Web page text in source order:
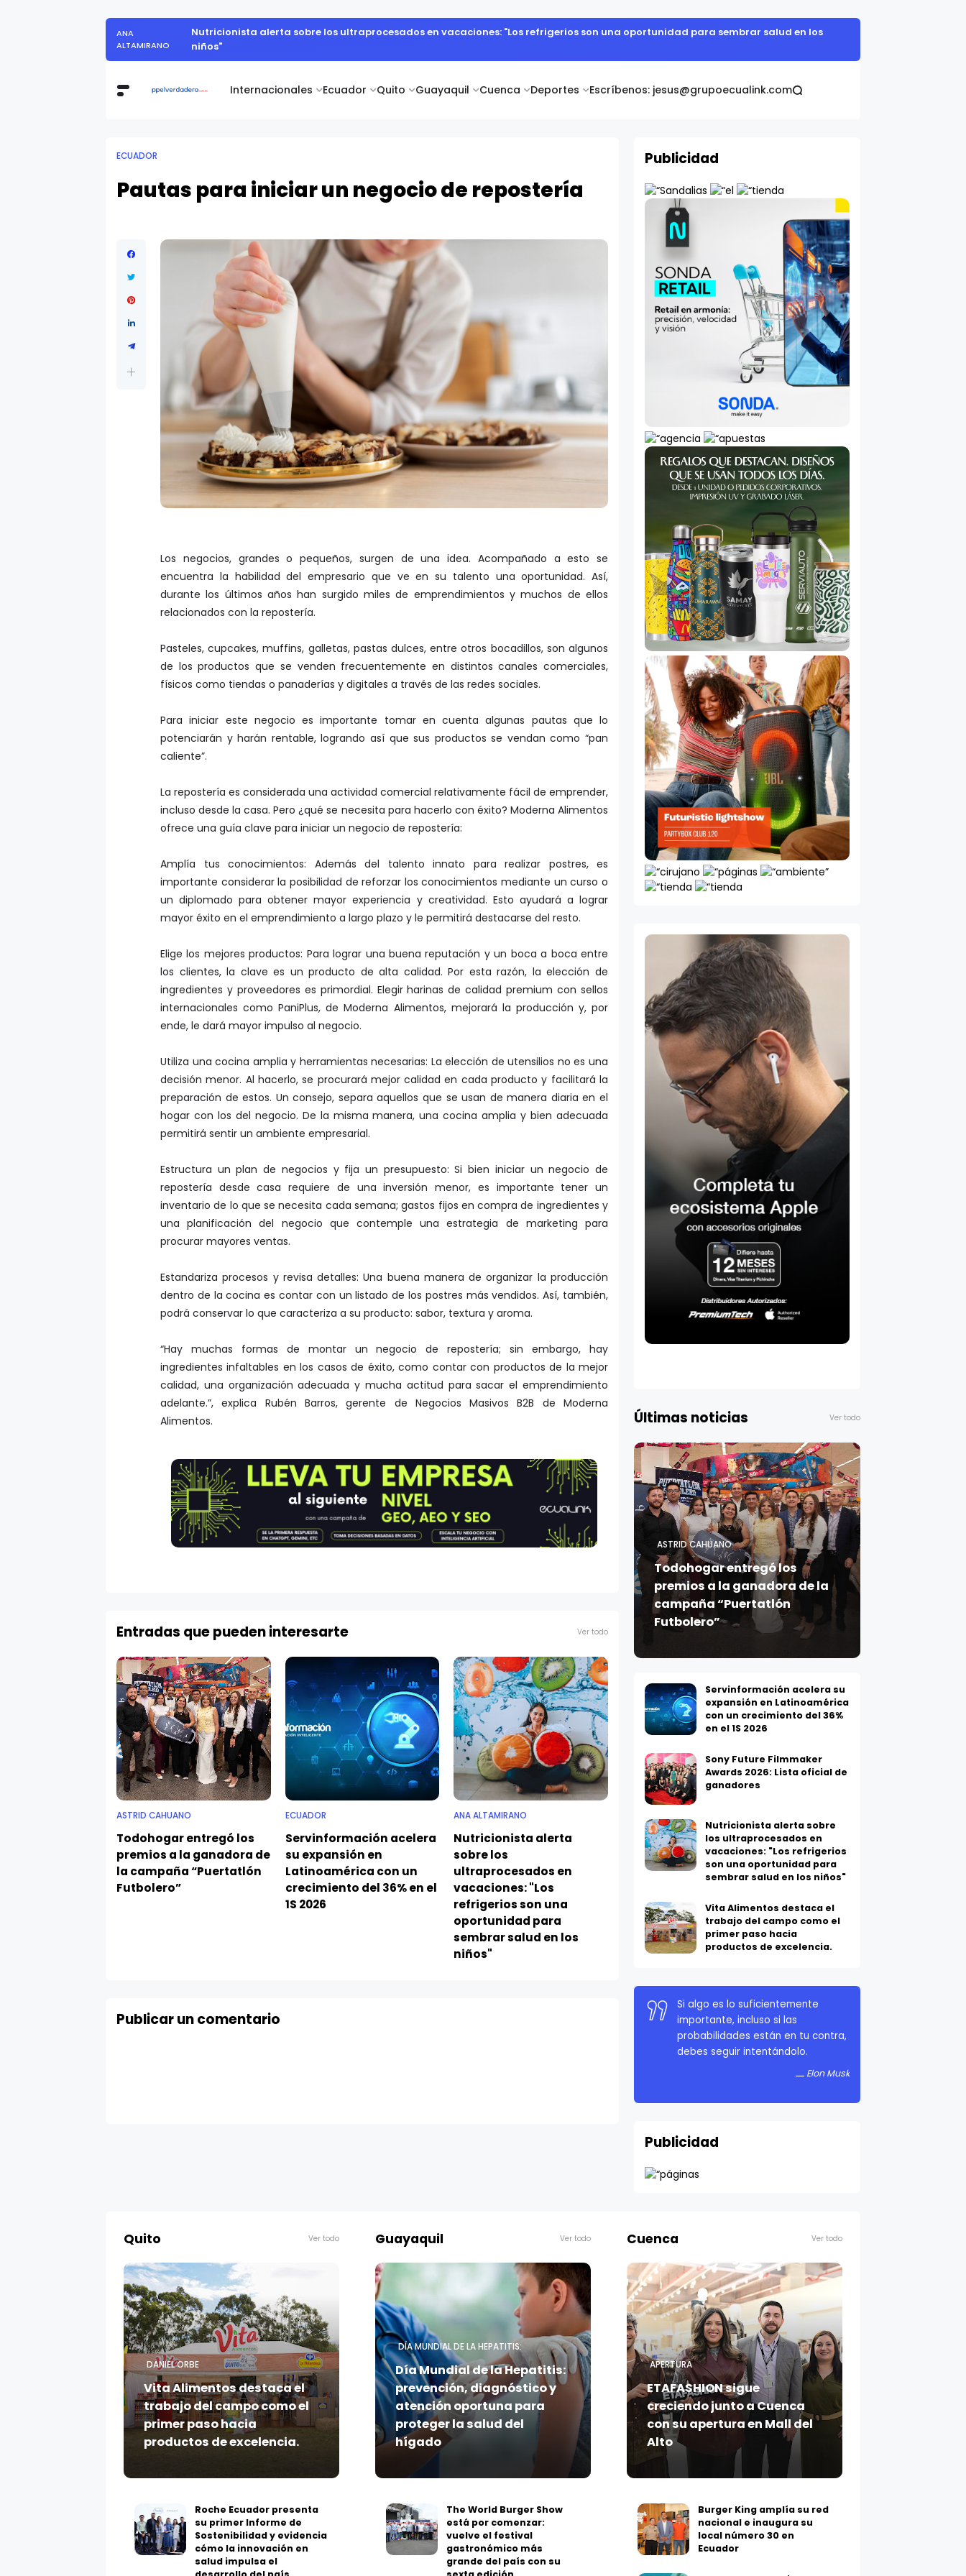
DANIEL ORBE Vita Alimentos destaca el trabajo del campo como el primer paso hacia productos de excelencia.
Pautas para iniciar un negocio de repostería
encuentra la habilidad del empresario que ve en su talento una oportunidad. Así,
durante los últimos años han surgido miles de emprendimientos y muchos de ellos
relacionados con la repostería.
de los productos que se venden frecuentemente en distintos canales comerciales,
físicos como tiendas o panaderías y digitales a través de las redes sociales.
potenciarán y harán rentable, logrando así que sus productos se vendan como “pan
caliente”.
incluso desde la casa. Pero ¿qué se necesita para hacerlo con éxito? Moderna Alimentos
ofrece una guía clave para iniciar un negocio de repostería:
importante considerar la posibilidad de reforzar los conocimientos mediante un curso o
un diplomado para obtener mayor experiencia y creatividad. Esto ayudará a lograr
mayor éxito en el emprendimiento a largo plazo y le permitirá destacarse del resto.
los clientes, la clave es un producto de alta calidad. Por esta razón, la elección de
ingredientes y proveedores es primordial. Elegir harinas de calidad premium con sellos
internacionales como PaniPlus, de Moderna Alimentos, mejorará la producción y, por
ende, le dará mayor impulso al negocio.
decisión menor. Al hacerlo, se procurará mejor calidad en cada producto y facilitará la
preparación de estos. Un consejo, separa aquellos que se usan de manera diaria en el
hogar con los del negocio. De la misma manera, una cocina amplia y bien adecuada
permitirá sentir un ambiente empresarial.
repostería desde casa requiere de una inversión menor, es importante tener un
inventario de lo que se necesita cada semana; gastos fijos en compra de ingredientes y
una planificación del negocio que contemple una estrategia de marketing para
procurar mayores ventas.
dentro de la cocina es contar con un listado de los postres más vendidos. Así, también,
podrá conservar lo que caracteriza a su producto: sabor, textura y aroma.
ingredientes infaltables en los casos de éxito, como contar con productos de la mejor
calidad, una organización adecuada y mucha actitud para sacar el emprendimiento
adelante.”, explica Rubén Barros, gerente de Negocios Masivos B2B de Moderna
Alimentos.
ASTRID CAHUANO
premios a la ganadora de
la campaña “Puertatlón
Futbolero”
ECUADOR
su expansión en
Latinoamérica con un
crecimiento del 36% en el
1S 2026
ANA ALTAMIRANO
sobre los
ultraprocesados en
vacaciones: "Los
refrigerios son una
oportunidad para
sembrar salud en los
niños"
Últimas noticias
ASTRID CAHUANO
Todohogar entregó los
premios a la ganadora de la
campaña “Puertatlón
Futbolero”
expansión en Latinoamérica
con un crecimiento del 36%
en el 1S 2026
Awards 2026: Lista oficial de
ganadores
los ultraprocesados en
vacaciones: "Los refrigerios
son una oportunidad para
sembrar salud en los niños"
trabajo del campo como el
primer paso hacia
productos de excelencia.
Si algo es lo suficientemente
importante, incluso si las
probabilidades están en tu contra,
debes seguir intentándolo.
Elon Musk
DANIEL ORBE
Vita Alimentos destaca el
trabajo del campo como el
primer paso hacia
productos de excelencia.
su primer Informe de
Sostenibilidad y evidencia
cómo la innovación en
salud impulsa el
desarrollo del país
DÍA MUNDIAL DE LA HEPATITIS:
Día Mundial de la Hepatitis:
prevención, diagnóstico y
atención oportuna para
proteger la salud del
hígado
está por comenzar:
vuelve el festival
gastronómico más
grande del país con su
sexta edición
APERTURA
ETAFASHION sigue
creciendo junto a Cuenca
con su apertura en Mall del
Alto
nacional e inaugura su
local número 30 en
Ecuador